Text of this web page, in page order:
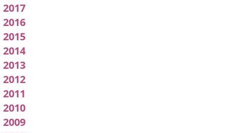
2017
2016
2015
2014
2013
2012
2011
2010
2009